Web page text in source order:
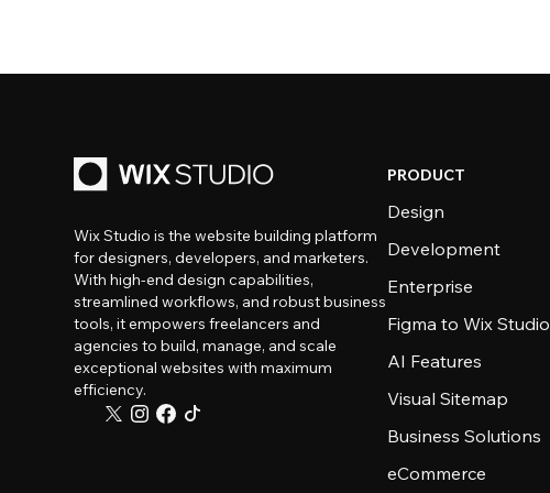
Wix Studio is the website building platform
for designers, developers, and marketers.
With high-end design capabilities,
streamlined workflows, and robust business
tools, it empowers freelancers and
agencies to build, manage, and scale
exceptional websites with maximum
efficiency.
PRODUCT
Design
Development
Enterprise
Figma to Wix Studio
AI Features
Visual Sitemap
Business Solutions
eCommerce